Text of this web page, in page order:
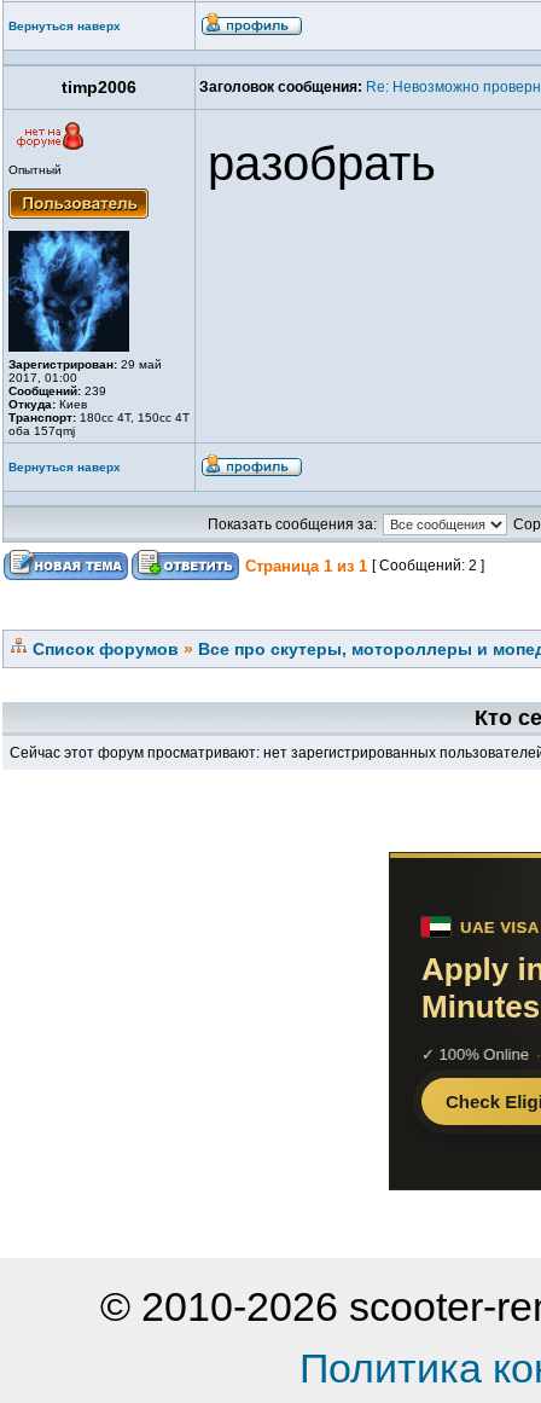
Вернуться наверх
timp2006 Заголовок сообщения: Re: Невозможно
Опытный
Зарегистрирован: 29 май
2017, 01:00
Сообщений: 239
Откуда: Киев
Транспорт: 180cc 4T, 150cc 4T
оба 157qmj
разобрать
Вернуться наверх
Показать сообщения за:
Страница 1 из 1 [ Сообщений: 2 ]
Список форумов » Все про скутеры, мотороллеры и
Кто
Сейчас этот форум просматривают: нет зарегистрированных
© 2010-2026 scooter-
Политика